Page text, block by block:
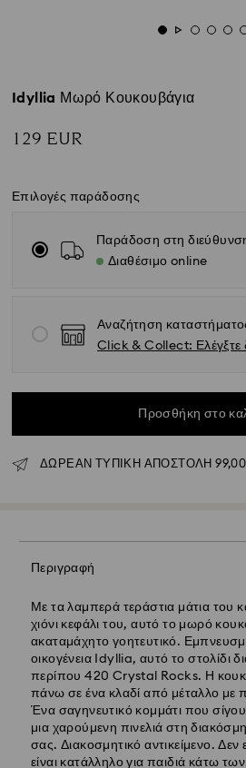
Idyllia Μωρό Κουκουβάγια
129 EUR
Επιλογές παράδοσης
Παράδοση στη
Διαθέσιμο online
Αναζήτηση
Click & Collect: Ελέγξτε
Προσθήκη στο
ΔΩΡΕΑΝ ΤΥΠΙΚΗ ΑΠΟΣΤΟΛΗ 99,00
Περιγραφή
Με τα λαμπερά τεράστια μάτια του
χιόνι κεφάλι του, αυτό το μωρό
ακαταμάχητο γοητευτικό.
οικογένεια Idyllia, αυτό το στολίδι
περίπου 420 Crystal Rocks. Η
πάνω σε ένα κλαδί από μέταλλο με
Ένα σαγηνευτικό κομμάτι που
μια χαρούμενη πινελιά στη
σας. Διακοσμητικό αντικείμενο. Δεν
είναι κατάλληλο για παιδιά κάτω
για την ηπειρωτική Ελλάδα μετά την
αποστολή (6-7 ημέρες για τα νησιά)
Κόστος κανονικής αποστολής: EUR
EUR 99
Εξπρές αποστολή -FedEx
Οι παραγγελίες που υποβάλλονται
Παρασκευή έως τις 14:30 CET θα
θα αποστέλλονται την ίδια
Χρόνος εξπρές αποστολής: 2